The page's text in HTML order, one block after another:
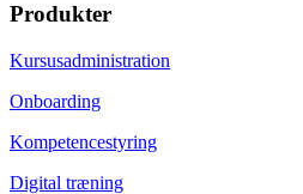
Produkter
Kursusadministration
Onboarding
Kompetencestyring
Digital træning